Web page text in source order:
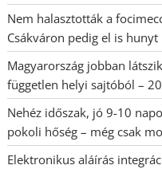
Nem halasztották a
Csákváron pedig el is
Magyarország jobban
független helyi sajtóból –
Nehéz időszak, jó 9-10
pokoli hőség – még csak
Elektronikus aláírás